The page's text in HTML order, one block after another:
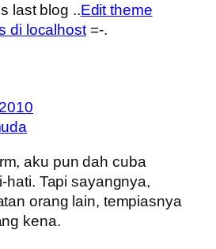
last blog ..Edit theme
di localhost=-.
aku pun dah cuba
hati. Tapi sayangnya,
orang lain, tempiasnya
kena.